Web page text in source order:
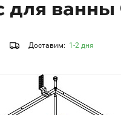
для ванны
Доставим: 1-2 дня